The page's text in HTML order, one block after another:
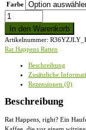
Farbe
Rat
Happens
Ratten
-
Edelstahltasse
Karabinergriff
In den Warenkorb
Artikelnummer:
Rat Happens Ratten
Beschreibung
Zusätzliche
Rezensionen (0)
Beschreibung
Rat Happens, right? Ein